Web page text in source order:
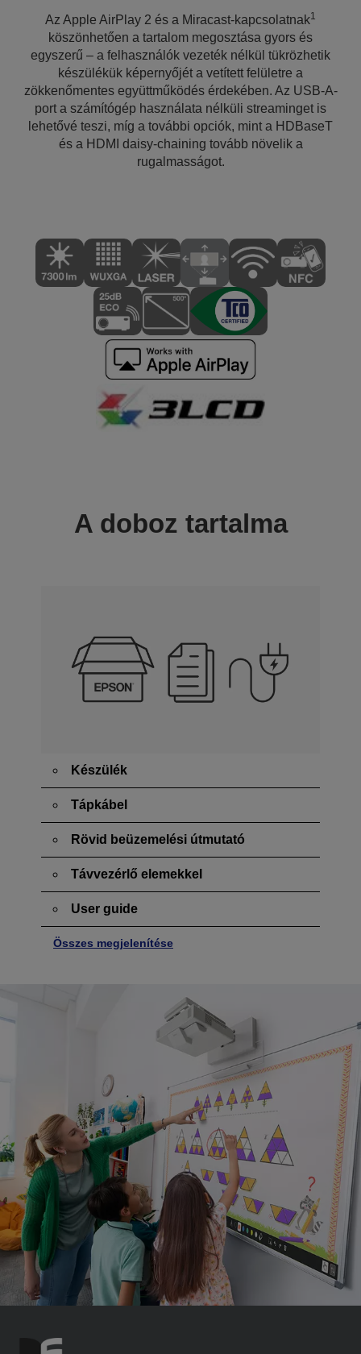
Az Apple AirPlay 2 és a Miracast-kapcsolatnak1
köszönhetően a tartalom megosztása gyors és
egyszerű – a felhasználók vezeték nélkül tükrözhetik
készülékük képernyőjét a vetített felületre a
zökkenőmentes együttműködés érdekében. Az USB-A-
port a számítógép használata nélküli streaminget is
lehetővé teszi, míg a további opciók, mint a HDBaseT
és a HDMI daisy-chaining tovább növelik a
rugalmasságot.
A doboz tartalma
Készülék
Tápkábel
Rövid beüzemelési útmutató
Távvezérlő elemekkel
User guide
Összes megjelenítése